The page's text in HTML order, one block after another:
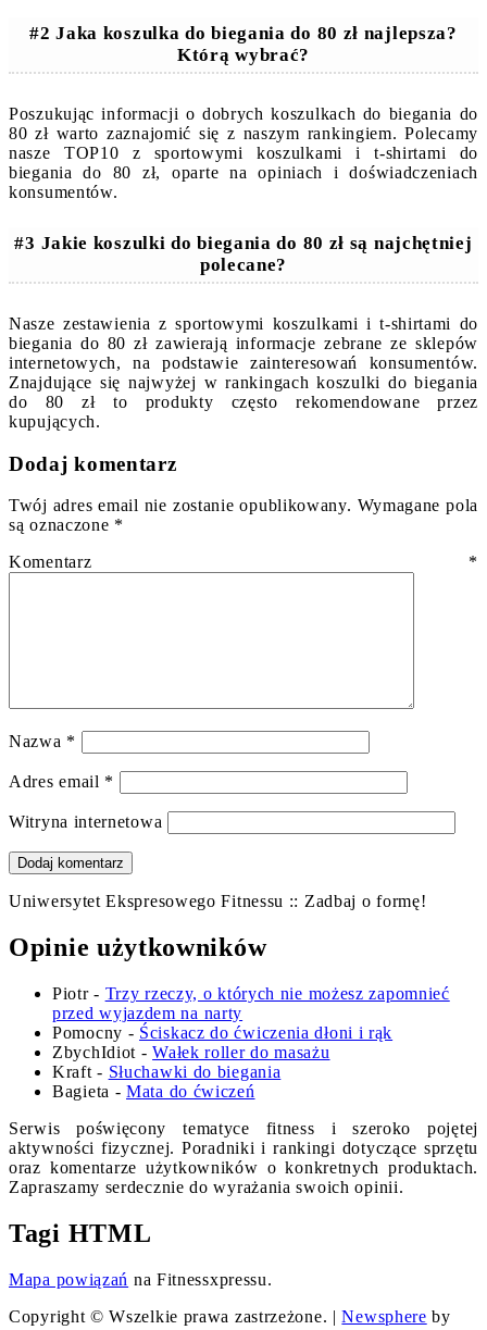
#2 Jaka koszulka do biegania do 80 zł najlepsza?
Którą wybrać?
Poszukując informacji o dobrych koszulkach do biegania do
80 zł warto zaznajomić się z naszym rankingiem. Polecamy
nasze TOP10 z sportowymi koszulkami i t-shirtami do
biegania do 80 zł, oparte na opiniach i doświadczeniach
konsumentów.
#3 Jakie koszulki do biegania do 80 zł są najchętniej
polecane?
Nasze zestawienia z sportowymi koszulkami i t-shirtami do
biegania do 80 zł zawierają informacje zebrane ze sklepów
internetowych, na podstawie zainteresowań konsumentów.
Znajdujące się najwyżej w rankingach koszulki do biegania
do 80 zł to produkty często rekomendowane przez
kupujących.
Dodaj komentarz
Twój adres email nie zostanie opublikowany. Wymagane pola
są oznaczone *
Komentarz *
Nazwa *
Adres email *
Witryna internetowa
Uniwersytet Ekspresowego Fitnessu :: Zadbaj o formę!
Opinie użytkowników
Piotr- Trzy rzeczy, o których nie możesz zapomnieć
przed wyjazdem na narty
Pomocny - Ściskacz do ćwiczenia dłoni i rąk
ZbychIdiot -Wałek roller do masażu
Kraft - Słuchawki do biegania
Bagieta -Mata do ćwiczeń
Serwis poświęcony tematyce fitness i szeroko pojętej
aktywności fizycznej. Poradniki i rankingi dotyczące sprzętu
oraz komentarze użytkowników o konkretnych produktach.
Zapraszamy serdecznie do wyrażania swoich opinii.
Tagi HTML
Mapa powiązań na Fitnessxpressu.
Copyright © Wszelkie prawa zastrzeżone. |Newsphere by